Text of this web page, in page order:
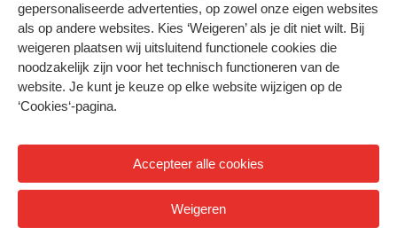
gepersonaliseerde advertenties, op zowel onze eigen websites
als op andere websites. Kies ‘Weigeren’ als je dit niet wilt. Bij
weigeren plaatsen wij uitsluitend functionele cookies die
noodzakelijk zijn voor het technisch functioneren van de
website. Je kunt je keuze op elke website wijzigen op de
‘Cookies‘-pagina.
Accepteer alle cookies
Weigeren
HIER KOMT ALLES SAMEN
Privacy
Cookies